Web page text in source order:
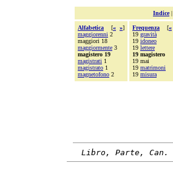
Indice|
Alfabetica [« »]
maggiorenni 2
maggiori 18
maggiormente 3
magistero 19
magistrati 1
magistrato 1
magnetofono 2
Frequenza [«
19 gravità
19 idoneo
19 lettere
19 magistero
19 mai
19 matrimoni
19 misura
Libro, Parte, Can.